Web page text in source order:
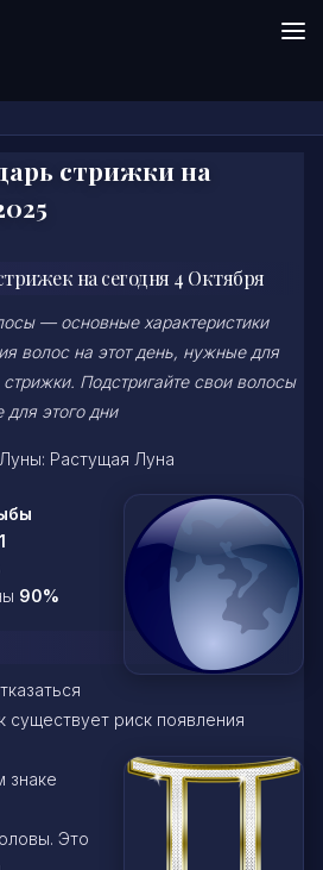
стрижки на
на сегодня 4 Октября
— основные характеристики
волос на этот день, нужные для
Подстригайте свои волосы
для этого дни
Растущая Луна
90%
существует риск появления
знаке
Это